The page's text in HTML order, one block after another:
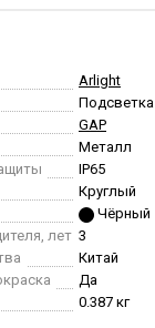
Arlight
Подсветка
GAP
Металл
IP65
Круглый
Чёрный
лет 3
Китай
Да
0.387 кг